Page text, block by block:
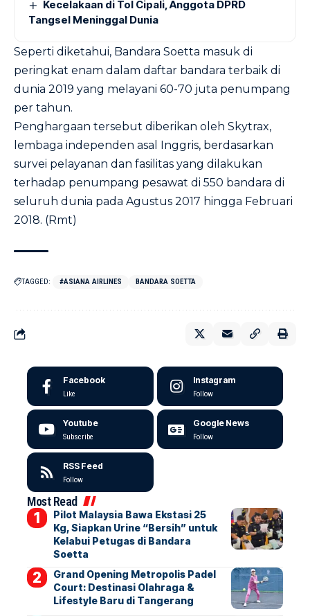
Kecelakaan di Tol Cipali, Anggota DPRD
Tangsel Meninggal Dunia
Seperti diketahui, Bandara Soetta masuk di
peringkat enam dalam daftar bandara terbaik di
dunia 2019 yang melayani 60-70 juta penumpang
per tahun.
Penghargaan tersebut diberikan oleh Skytrax,
lembaga independen asal Inggris, berdasarkan
survei pelayanan dan fasilitas yang dilakukan
terhadap penumpang pesawat di 550 bandara di
seluruh dunia pada Agustus 2017 hingga Februari
2018. (Rmt)
TAGGED: #ASIANA AIRLINES BANDARA SOETTA
Facebook
Like
Instagram
Follow
Youtube
Subscribe
Google News
Follow
RSS Feed
Follow
Most Read
Pilot Malaysia Bawa Ekstasi 25
Kg, Siapkan Urine “Bersih” untuk
Kelabui Petugas di Bandara
Soetta
Grand Opening Metropolis Padel
Court: Destinasi Olahraga &
Lifestyle Baru di Tangerang